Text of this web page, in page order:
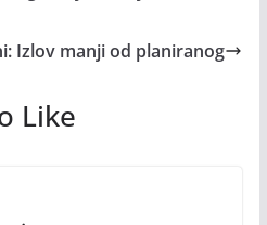
Izlov manji od planiranog
Like